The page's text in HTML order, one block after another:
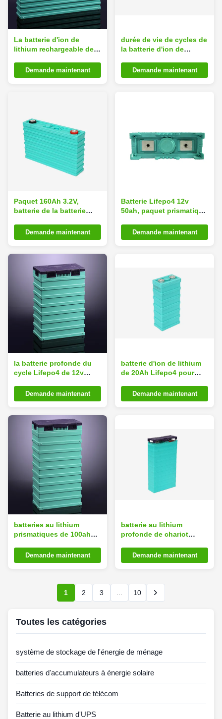
La batterie d'ion de
lithium rechargeable de
emballe pour le système
solaire
Demande maintenant
durée de vie de cycles de
la batterie d'ion de
3000 favorable à
l'environnement
Demande maintenant
Paquet 160Ah 3.2V,
batterie de la batterie
pour des véhicules
électriques
Demande maintenant
Batterie Lifepo4 12v
50ah, paquet prismatique
batterie d'ion de lithium
d'EV
Demande maintenant
la batterie profonde du
cycle Lifepo4 de 12v
lithium emballe avec 3000
cycles
Demande maintenant
batterie d'ion de lithium
de 20Ah Lifepo4 pour
Storge de scooter/
énergie
Demande maintenant
batteries au lithium
prismatiques de 100ah
lithium Lifepo4 pour le
vélo électrique
Demande maintenant
batterie au lithium
profonde de chariot
3.2V100Ah, batterie d'ion
de lithium Lifepo4
Demande maintenant
1 2 3 10
Toutes les catégories
système de stockage de l'énergie de ménage
batteries d'accumulateurs à énergie solaire
Batteries de support de télécom
Batterie au lithium d'UPS